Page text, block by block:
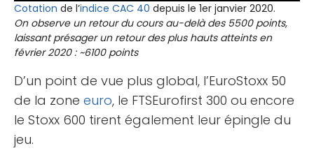
Cotation de l’indice CAC 40 depuis le 1er janvier 2020.
On observe un retour du cours au-delà des 5500 points,
laissant présager un retour des plus hauts atteints en
février 2020 : ~6100 points
D’un point de vue plus global, l’EuroStoxx 50
de la zone euro, le FTSEurofirst 300 ou encore
le Stoxx 600 tirent également leur épingle du
jeu.